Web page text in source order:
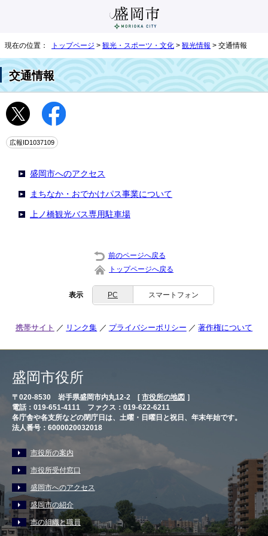
現在の位置： トップページ > 観光・スポーツ・文化 > 観光情報 > 交通情報
交通情報
広報ID1037109
盛岡市へのアクセス
まちなか・おでかけパス事業について
上ノ橋観光バス専用駐車場
前のページへ戻る
トップページへ戻る
表示 PC スマートフォン
携帯サイト リンク集 プライバシーポリシー 著作権について
盛岡市役所
〒020-8530 岩手県盛岡市内丸12-2 [ 市役所の地図 ］
電話：019-651-4111 ファクス：019-622-6211
各庁舎や各支所などの閉庁日は、土曜・日曜日と祝日、年末年始です。
法人番号：6000020032018
市役所の案内
市役所受付窓口
盛岡市へのアクセス
盛岡市の紹介
市の組織と職員